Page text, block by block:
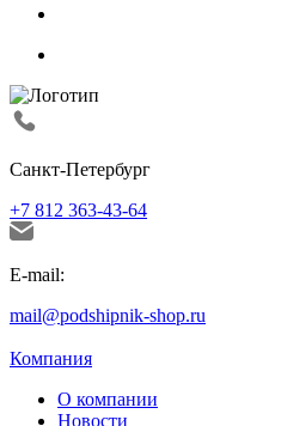
Санкт-Петербург
+7 812 363-43-64
E-mail:
mail@podshipnik-shop.ru
Компания
О компании
Новости